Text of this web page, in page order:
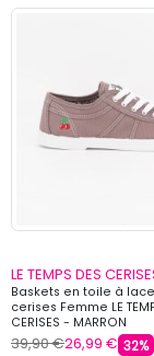
LE TEMPS DES
Baskets en toile à
cerises Femme LE
CERISES - MARRON
39,90 €26,99 € 32%